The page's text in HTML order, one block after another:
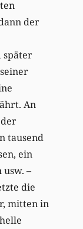
der
später
An
tausend
ein
–
die
mitten in